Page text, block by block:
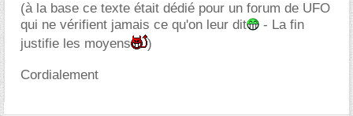
(à la base ce texte était dédié pour un forum de UFO
qui ne vérifient jamais ce qu'on leur dit
- La fin
justifie les moyens
)
Cordialement